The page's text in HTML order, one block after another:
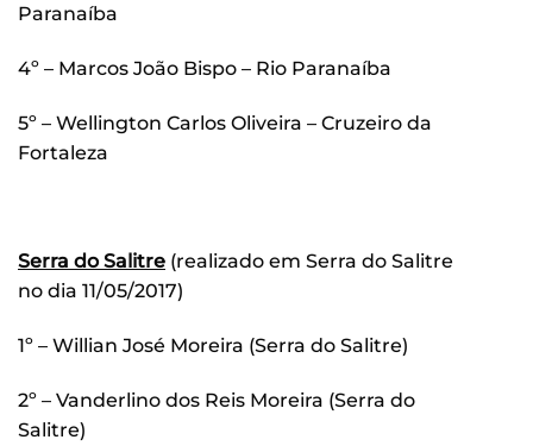
Paranaíba
4º – Marcos João Bispo – Rio Paranaíba
5º – Wellington Carlos Oliveira – Cruzeiro da
Fortaleza
Serra do Salitre (realizado em Serra do Salitre
no dia 11/05/2017)
1º – Willian José Moreira (Serra do Salitre)
2º – Vanderlino dos Reis Moreira (Serra do
Salitre)